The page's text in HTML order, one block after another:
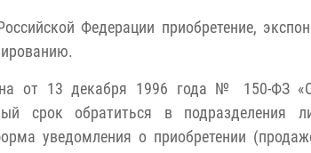
Федерации приобретение,
от 13 декабря 1996 года № 150-ФЗ
срок обратиться в подразделения
уведомления о приобретении